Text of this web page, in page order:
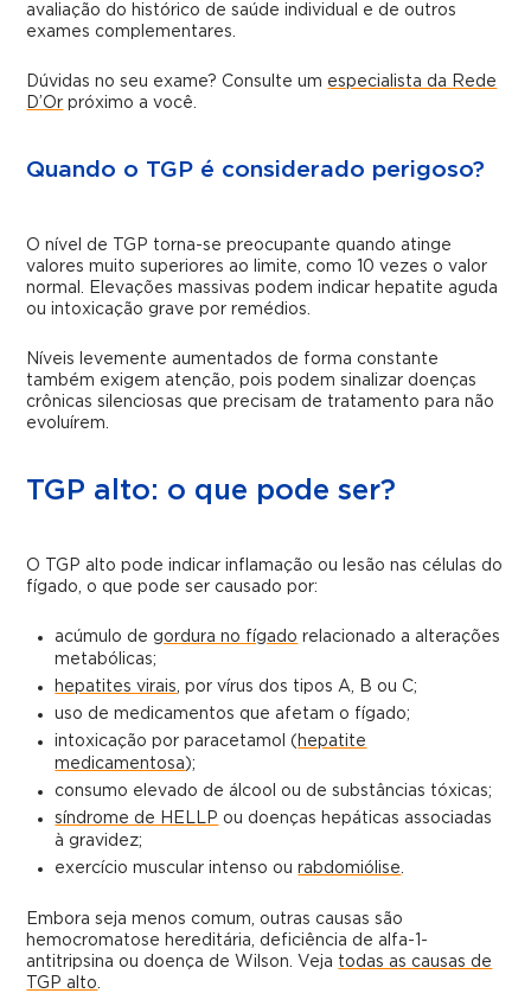
avaliação do histórico de saúde individual e de outros
exames complementares.
Dúvidas no seu exame? Consulte um especialista da Rede
D’Or próximo a você.
Quando o TGP é considerado perigoso?
O nível de TGP torna-se preocupante quando atinge
valores muito superiores ao limite, como 10 vezes o valor
normal. Elevações massivas podem indicar hepatite aguda
ou intoxicação grave por remédios.
Níveis levemente aumentados de forma constante
também exigem atenção, pois podem sinalizar doenças
crônicas silenciosas que precisam de tratamento para não
evoluírem.
TGP alto: o que pode ser?
O TGP alto pode indicar inflamação ou lesão nas células do
fígado, o que pode ser causado por:
acúmulo de gordura no fígado relacionado a alterações
metabólicas;
hepatites virais, por vírus dos tipos A, B ou C;
uso de medicamentos que afetam o fígado;
intoxicação por paracetamol ( hepatite
medicamentosa );
consumo elevado de álcool ou de substâncias tóxicas;
síndrome de HELLP ou doenças hepáticas associadas
à gravidez;
exercício muscular intenso ourabdomiólise.
Embora seja menos comum, outras causas são
hemocromatose hereditária, deficiência de alfa-1-
antitripsina ou doença de Wilson. Veja todas as causas de
TGP alto.